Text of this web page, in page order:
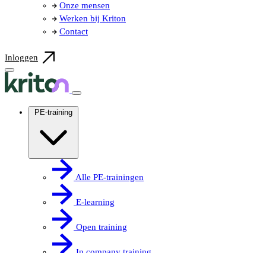
Onze mensen
Werken bij Kriton
Contact
Inloggen
PE-training
Alle PE-trainingen
E-learning
Open training